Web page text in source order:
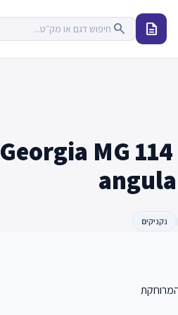
description
search
Georgia MG
נקניקים